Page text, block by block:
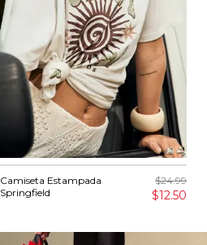
Camiseta Estampada
Springfield
$24.99
$12.50